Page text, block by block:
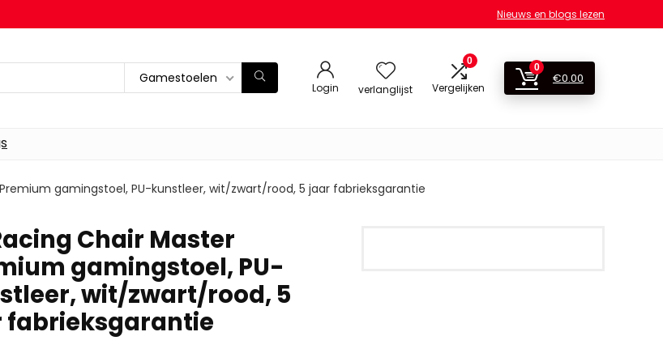
Nieuws en blogs lezen
Gamestoelen
Login verlanglijst
0
Vergelijken
0
€0.00
gamingstoel, PU-kunstleer, wit/zwart/rood, 5 jaar fabrieksgarantie
Chair Master
gamingstoel, PU-
wit/zwart/rood, 5
fabrieksgarantie